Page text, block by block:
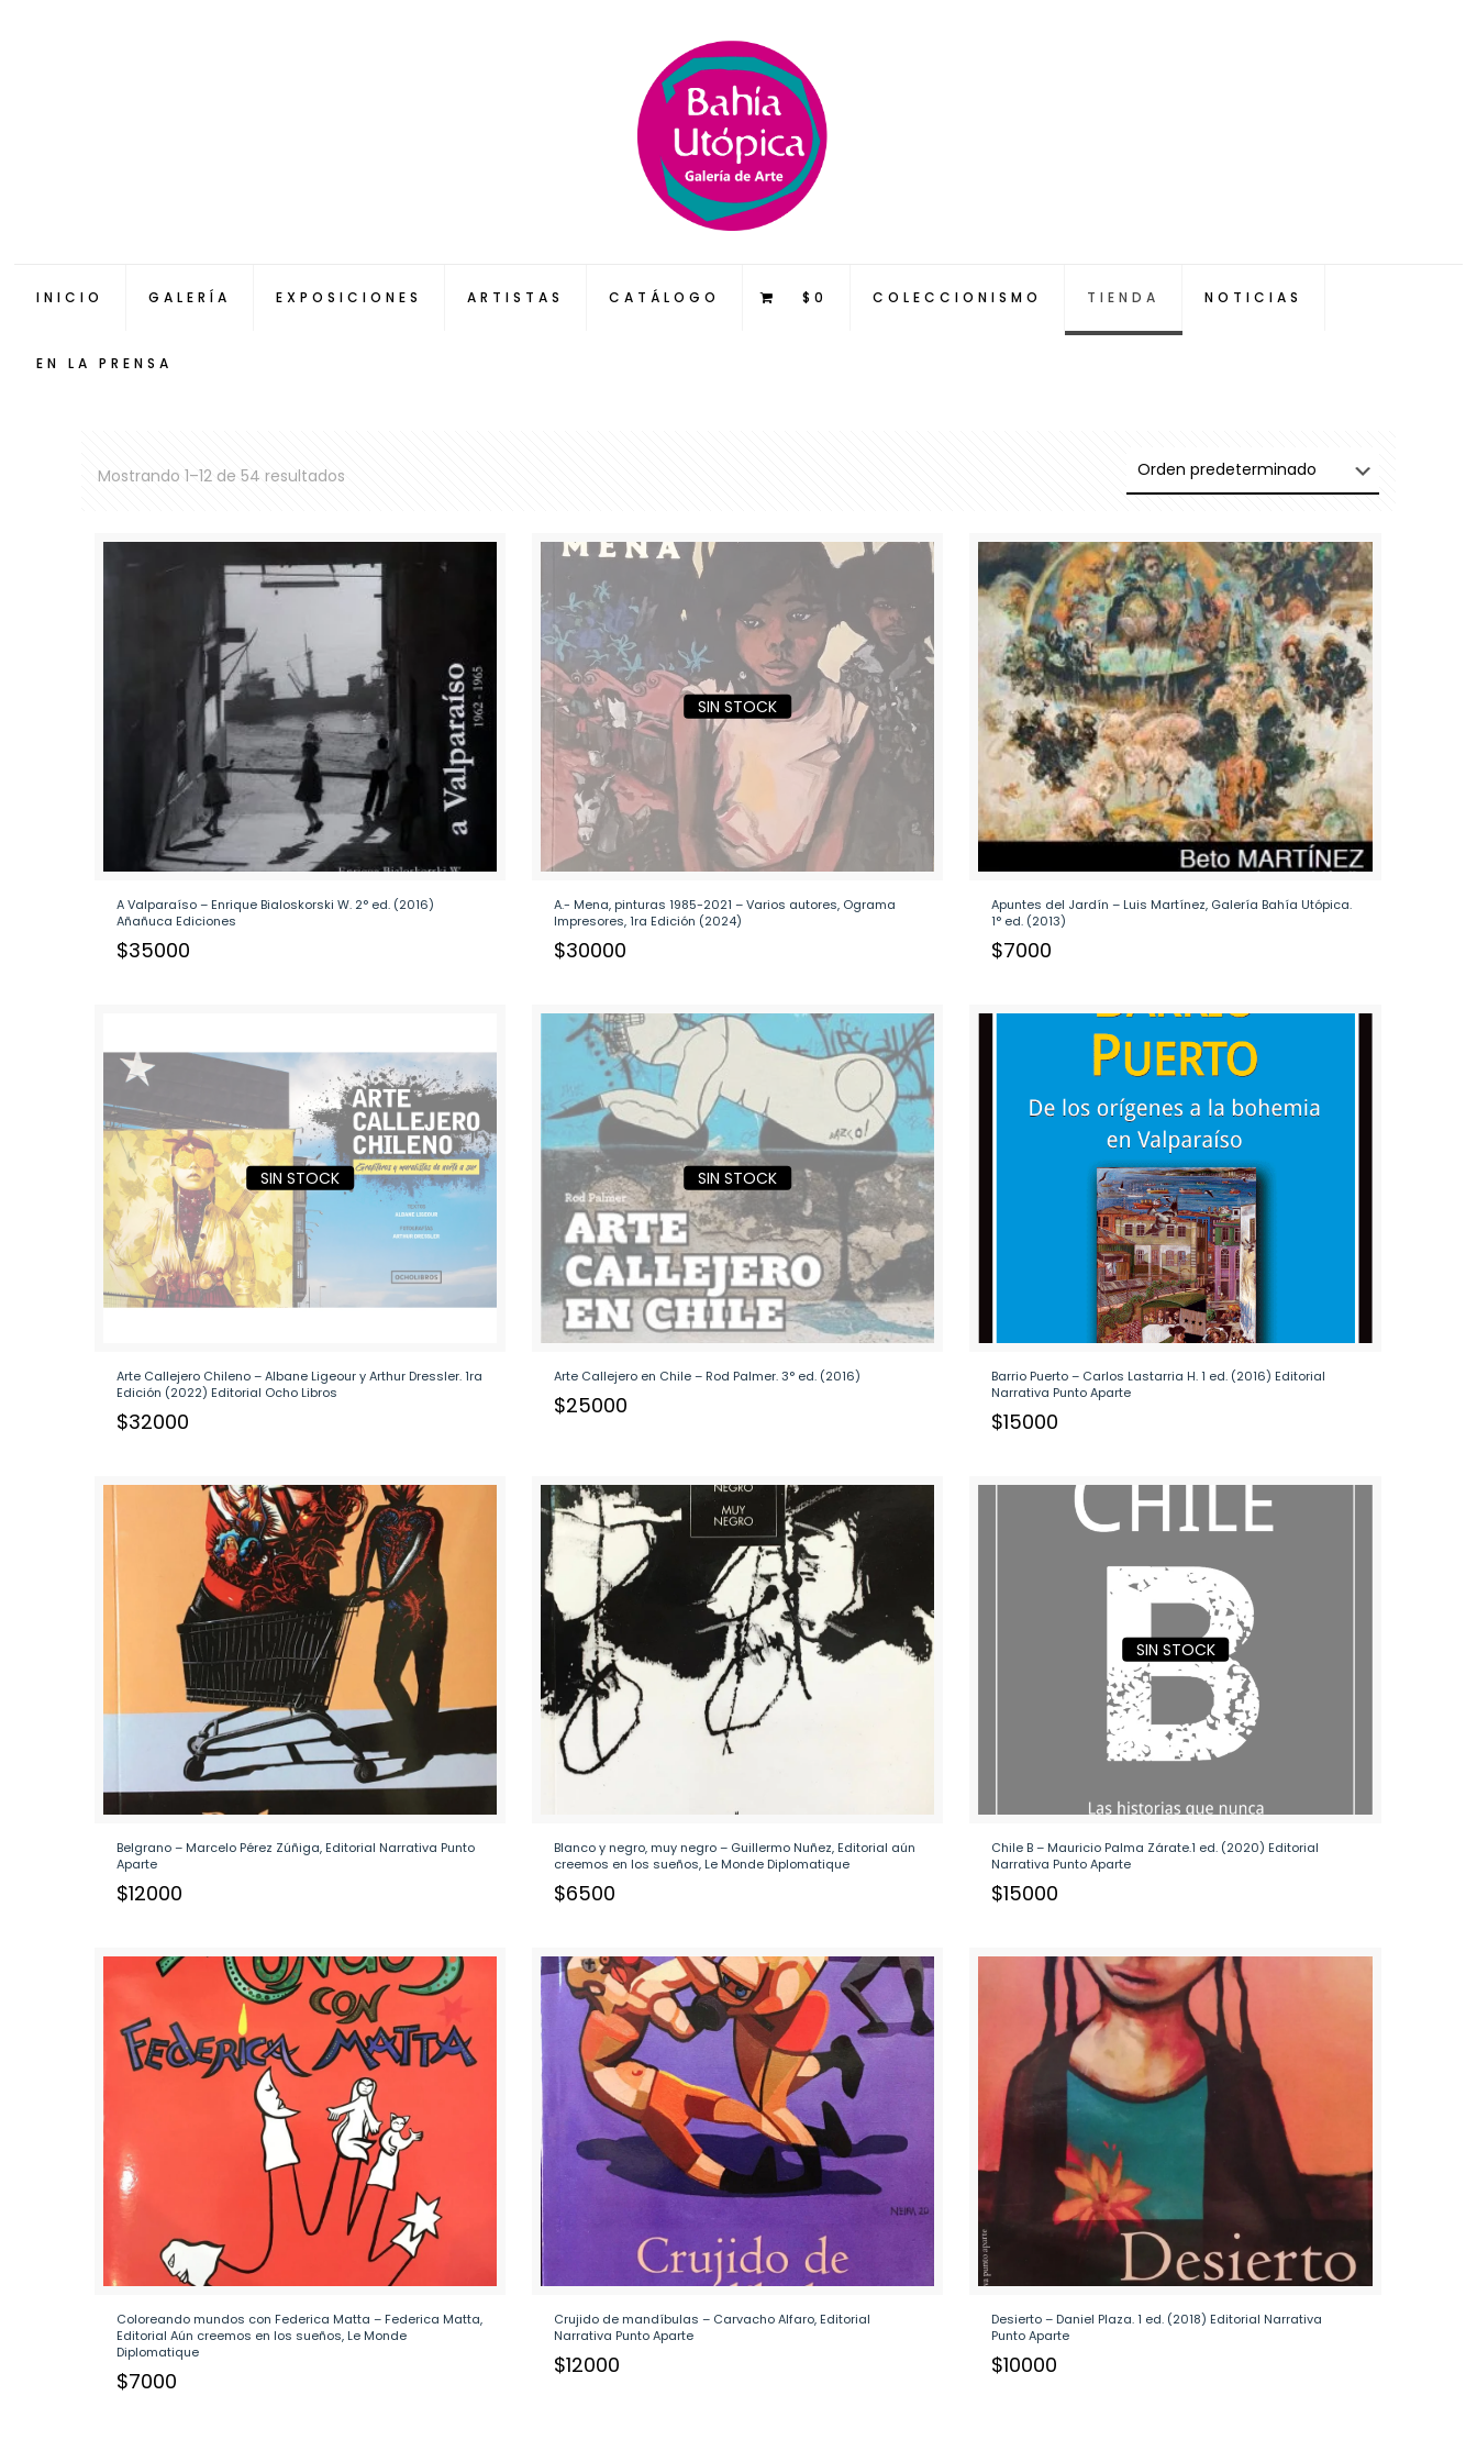
INICIO GALERÍA EXPOSICIONES ARTISTAS CATÁLOGO $0 COLECCIONISMO TIENDA NOTICIAS
EN LA PRENSA
Mostrando 1–12 de 54 resultados
A Valparaíso – Enrique Bialoskorski W. 2° ed. (2016)
Añañuca Ediciones
$35000
SIN STOCK
A.- Mena, pinturas 1985-2021 – Varios autores, Ograma
Impresores, 1ra Edición (2024)
$30000
Apuntes del Jardín – Luis Martínez, Galería Bahía Utópica.
1° ed. (2013)
$7000
SIN STOCK
Arte Callejero Chileno – Albane Ligeour y Arthur Dressler. 1ra
Edición (2022) Editorial Ocho Libros
$32000
SIN STOCK
Arte Callejero en Chile – Rod Palmer. 3° ed. (2016)
$25000
Barrio Puerto – Carlos Lastarria H. 1 ed. (2016) Editorial
Narrativa Punto Aparte
$15000
Belgrano – Marcelo Pérez Zúñiga, Editorial Narrativa Punto
Aparte
$12000
Blanco y negro, muy negro – Guillermo Nuñez, Editorial aún
creemos en los sueños, Le Monde Diplomatique
$6500
SIN STOCK
Chile B – Mauricio Palma Zárate.1 ed. (2020) Editorial
Narrativa Punto Aparte
$15000
Coloreando mundos con Federica Matta – Federica Matta,
Editorial Aún creemos en los sueños, Le Monde
Diplomatique
$7000
Crujido de mandíbulas – Carvacho Alfaro, Editorial
Narrativa Punto Aparte
$12000
Desierto – Daniel Plaza. 1 ed. (2018) Editorial Narrativa
Punto Aparte
$10000